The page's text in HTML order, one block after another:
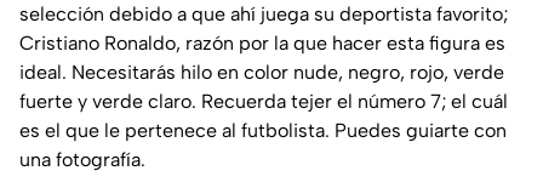
selección debido a que ahí juega su deportista favorito;
Cristiano Ronaldo, razón por la que hacer esta figura es
ideal. Necesitarás hilo en color nude, negro, rojo, verde
fuerte y verde claro. Recuerda tejer el número 7; el cuál
es el que le pertenece al futbolista. Puedes guiarte con
una fotografía.